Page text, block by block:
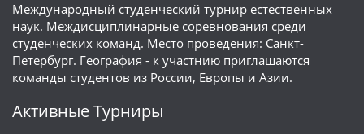
Международный студенческий турнир естественных
наук. Междисциплинарные соревнования среди
студенческих команд. Место проведения: Санкт-
Петербург. География - к участнию приглашаются
команды студентов из России, Европы и Азии.
Активные Турниры